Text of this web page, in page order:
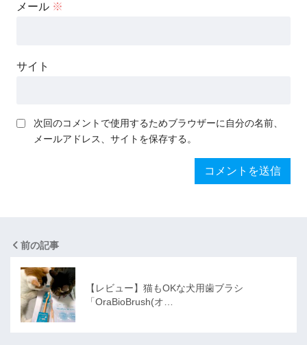
メール ※
サイト
次回のコメントで使用するためブラウザーに自分の名前、
メールアドレス、サイトを保存する。
前の記事
【レビュー】猫もOKな犬用歯ブラシ
「OraBioBrush(オ…